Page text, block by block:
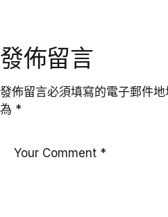
發佈留言
發佈留言必須填寫的電子郵件地
為 *